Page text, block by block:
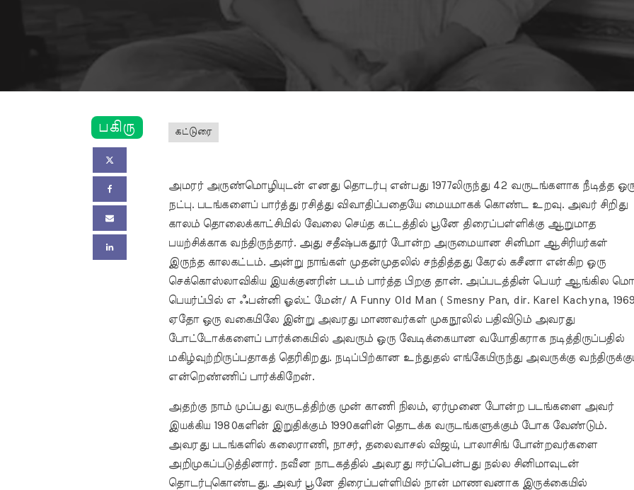
பகிரு கட்டுரை
அமரர் அருண்மொழியுடன் எனது தொடர்பு என்பது 1977லிருந்து 42 வருடங்களாக நீடித்த
நட்பு. படங்களைப் பார்த்து ரசித்து விவாதிப்பதையே மையமாகக் கொண்ட உறவு. அவர் சிறிது
காலம் தொலைக்காட்சியில் வேலை செய்த கட்டத்தில் பூனே திரைப்பள்ளிக்கு ஆறுமாத
பயற்சிக்காக வந்திருந்தார். அது சதீஷ்பகதூர் போன்ற அருமையான சினிமா ஆசிரியர்கள்
இருந்த காலகட்டம். அன்று நாங்கள் முதன்முதலில் சந்தித்தது கேரல் கசீனா என்கிற ஒரு
செக்கொஸ்லாவிகிய இயக்குனரின் படம் பார்த்த பிறகு தான். அப்படத்தின் பெயர் ஆங்கில
பெயர்ப்பில் எ ஃபன்னி ஓல்ட் மேன்/ A Funny Old Man ( Smesny Pan, dir. Karel Kachyna,
ஏதோ ஒரு வகையிலே இன்று அவரது மாணவர்கள் முகநூலில் பதிவிடும் அவரது
போட்டோக்களைப் பார்க்கையில் அவரும் ஒரு வேடிக்கையான வயோதிகராக நடித்திருப்பதில்
மகிழ்வுற்றிருப்பதாகத் தெரிகிறது. நடிப்பிற்கான உந்துதல் எங்கேயிருந்து அவருக்கு
என்றெண்ணிப் பார்க்கிறேன்.
அதற்கு நாம் முப்பது வருடத்திற்கு முன் காணி நிலம், ஏர்முனை போன்ற படங்களை அவர்
இயக்கிய 1980களின் இறுதிக்கும் 1990களின் தொடக்க வருடங்களுக்கும் போக வேண்டும்.
அவரது படங்களில் கலைராணி, நாசர், தலைவாசல் விஜய், பாலாசிங் போன்றவர்களை
அறிமுகப்படுத்தினார். நவீன நாடகத்தில் அவரது ஈர்ப்பென்பது நல்ல சினிமாவுடன்
தொடர்புகொண்டது. அவர் பூனே திரைப்பள்ளியில் நான் மாணவனாக இருக்கையில்